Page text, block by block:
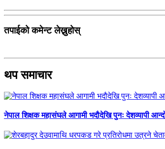
तपाईको कमेन्ट लेख्नुहोस्
थप समाचार
नेपाल शिक्षक महासंघले आगामी भदौदेखि पुनः देशव्यापी